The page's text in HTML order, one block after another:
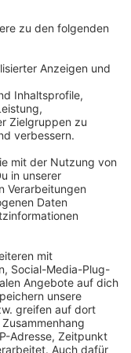
Schneefall.
Wörter
das
ihren Kopf
eben diesem